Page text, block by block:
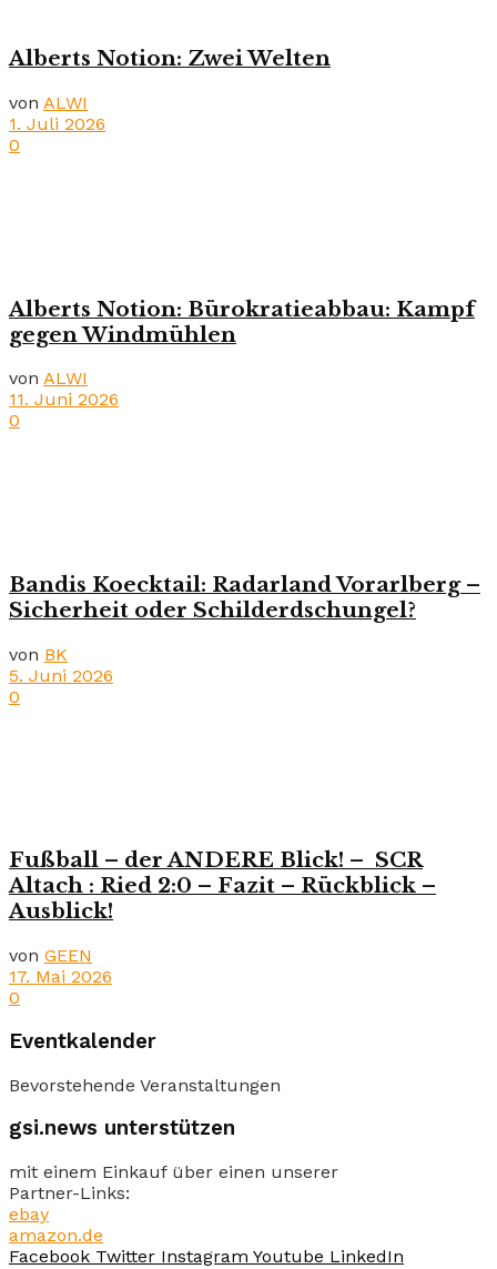
Alberts Notion: Zwei Welten
von ALWI
1. Juli 2026
0
Alberts Notion: Bürokratieabbau: Kampf
gegen Windmühlen
von ALWI
11. Juni 2026
0
Bandis Koecktail: Radarland Vorarlberg –
Sicherheit oder Schilderdschungel?
von BK
5. Juni 2026
0
Fußball – der ANDERE Blick! – SCR
Altach : Ried 2:0 – Fazit – Rückblick –
Ausblick!
von GEEN
17. Mai 2026
0
Eventkalender
Bevorstehende Veranstaltungen
gsi.news unterstützen
mit einem Einkauf über einen unserer
Partner-Links:
ebay
amazon.de
Facebook Twitter Instagram Youtube LinkedIn